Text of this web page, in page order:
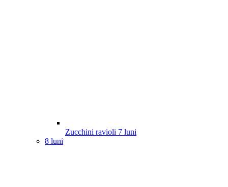
Zucchini ravioli 7 luni
8 luni